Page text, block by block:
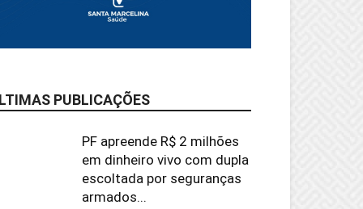
PUBLICAÇÕES
PF apreende R$ 2 milhões
em dinheiro vivo com dupla
escoltada por seguranças
armados...